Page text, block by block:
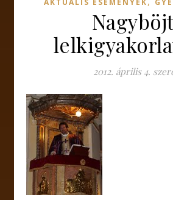
AKTUÁLIS ESEMÉNYEK
2012. április 4.